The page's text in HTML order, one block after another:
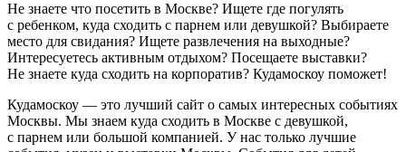
Не знаете что посетить в Москве? Ищете где погулять
с ребенком, куда сходить с парнем или девушкой? Выбираете
место для свидания? Ищете развлечения на выходные?
Интересуетесь активным отдыхом? Посещаете выставки?
Не знаете куда сходить на корпоратив? Кудамоскоу поможет!
Кудамоскоу — это лучший сайт о самых интересных событиях
Москвы. Мы знаем куда сходить в Москве с девушкой,
с парнем или большой компанией. У нас только лучшие